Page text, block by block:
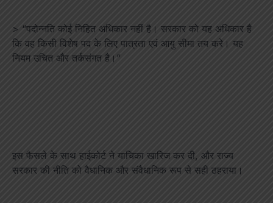
> “पदोन्नति कोई निहित अधिकार नहीं है। सरकार को यह अधिकार है
कि वह किसी विशेष पद के लिए पात्रता एवं आयु सीमा तय करे। यह
नियम उचित और तर्कसंगत है।”
इस फैसले के साथ हाईकोर्ट ने याचिका खारिज कर दी, और राज्य
सरकार की नीति को वैधानिक और संवैधानिक रूप से सही ठहराया।